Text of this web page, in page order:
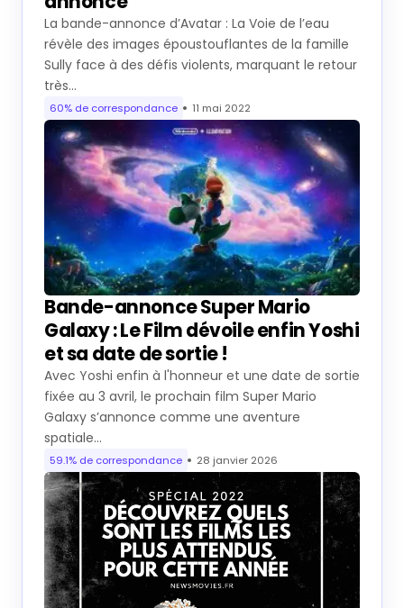
AVATAR : LA VOIE DE L’EAU bande-
annonce
La bande-annonce d’Avatar : La Voie de l’eau
révèle des images époustouflantes de la famille
Sully face à des défis violents, marquant le retour
très…
60% de correspondance 11 mai 2022
Bande-annonce Super Mario
Galaxy : Le Film dévoile enfin Yoshi
et sa date de sortie !
Avec Yoshi enfin à l'honneur et une date de sortie
fixée au 3 avril, le prochain film Super Mario
Galaxy s’annonce comme une aventure
spatiale…
59.1% de correspondance 28 janvier 2026